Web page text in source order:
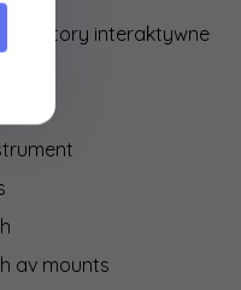
monitory interaktywne
av mounts